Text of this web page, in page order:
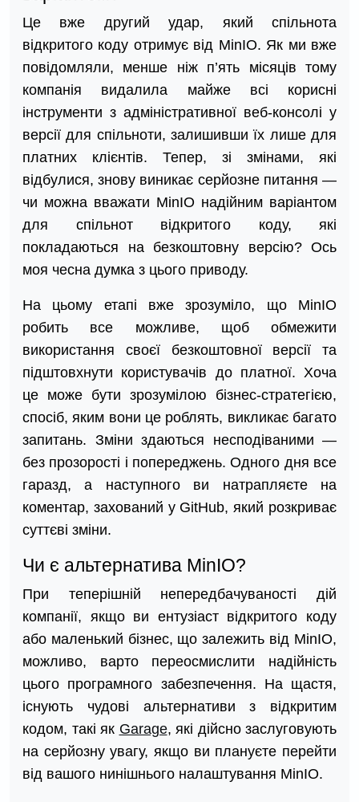
Це вже другий удар, який спільнота
відкритого коду отримує від MinIO. Як ми вже
повідомляли, менше ніж п’ять місяців тому
компанія видалила майже всі корисні
інструменти з адміністративної веб-консолі у
версії для спільноти, залишивши їх лише для
платних клієнтів. Тепер, зі змінами, які
відбулися, знову виникає серйозне питання —
чи можна вважати MinIO надійним варіантом
для спільнот відкритого коду, які
покладаються на безкоштовну версію? Ось
моя чесна думка з цього приводу.
На цьому етапі вже зрозуміло, що MinIO
робить все можливе, щоб обмежити
використання своєї безкоштовної версії та
підштовхнути користувачів до платної. Хоча
це може бути зрозумілою бізнес-стратегією,
спосіб, яким вони це роблять, викликає багато
запитань. Зміни здаються несподіваними —
без прозорості і попереджень. Одного дня все
гаразд, а наступного ви натрапляєте на
коментар, захований у GitHub, який розкриває
суттєві зміни.
Чи є альтернатива MinIO?
При теперішній непередбачуваності дій
компанії, якщо ви ентузіаст відкритого коду
або маленький бізнес, що залежить від MinIO,
можливо, варто переосмислити надійність
цього програмного забезпечення. На щастя,
існують чудові альтернативи з відкритим
кодом, такі як Garage, які дійсно заслуговують
на серйозну увагу, якщо ви плануєте перейти
від вашого нинішнього налаштування MinIO.